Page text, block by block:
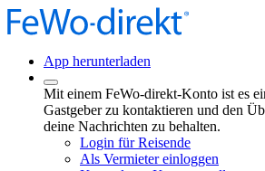
App herunterladen
Mit einem FeWo-direkt-Konto ist es
Gastgeber zu kontaktieren und den
deine Nachrichten zu behalten.
Login für Reisende
Als Vermieter einloggen